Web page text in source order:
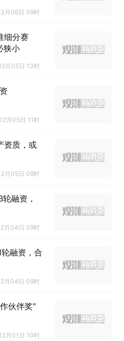
月06日 09时
细分赛
狭小
月05日 13时
12月05日 11时
资质，或
月05日 09时
融资，
月04日 09时
轮融资，合
月04日 09时
伙伴奖"
12月01日 10时